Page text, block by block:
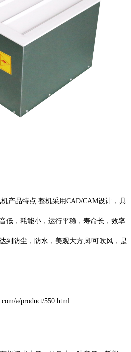
产品特点:整机采用CAD/CAM设计，具
低，耗能小，运行平稳，寿命长，效率
到防尘，防水，美观大方;即可吹风，是
a/product/550.html